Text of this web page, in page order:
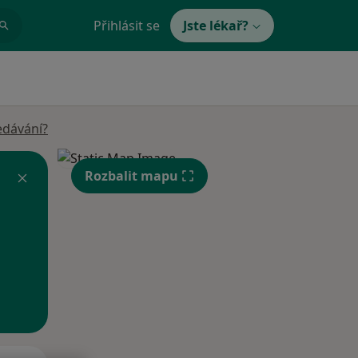
Přihlásit se Jste lékař?
Rozbalit mapu